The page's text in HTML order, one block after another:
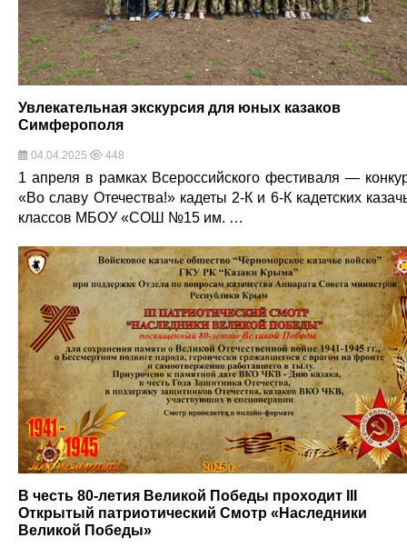
Увлекательная экскурсия для юных казаков
Симферополя
04.04.2025 448
1 апреля в рамках Всероссийского фестиваля —
«Во славу Отечества!» кадеты 2-К и 6-К кадетских
классов МБОУ «СОШ №15 им. …
В честь 80-летия Великой Победы проходит III
Открытый патриотический Смотр «Наследники
Великой Победы»